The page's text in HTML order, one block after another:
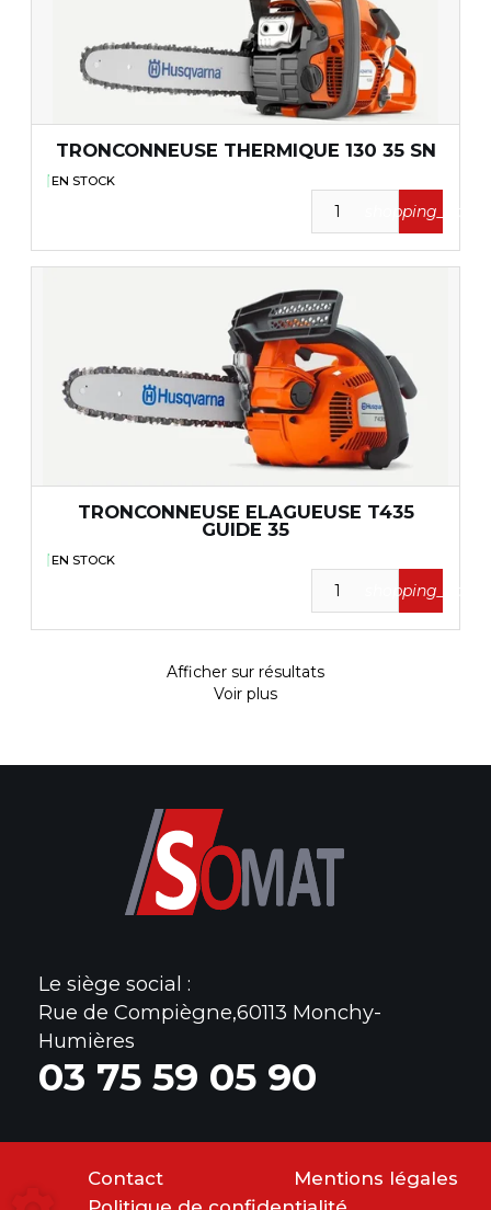
TRONCONNEUSE THERMIQUE 130 35 SN
EN STOCK
shopping_cart
TRONCONNEUSE ELAGUEUSE T435
GUIDE 35
EN STOCK
shopping_cart
Afficher sur résultats
Voir plus
Le siège social :
Rue de Compiègne,60113 Monchy-
Humières
03 75 59 05 90
Contact
Mentions légales